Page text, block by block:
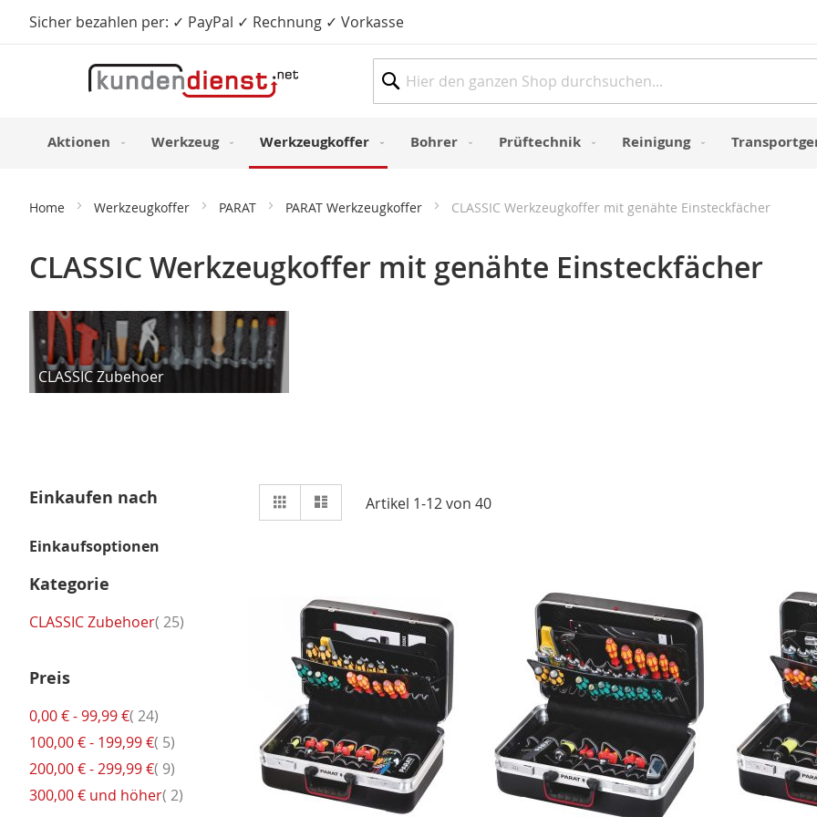
Sicher bezahlen per: ✓ PayPal ✓ Rechnung ✓ VorkasseDirekt
Aktionen Werkzeug Werkzeugkoffer Bohrer Prüftechnik Reinigung
Home Werkzeugkoffer PARAT PARAT Werkzeugkoffer CLASSIC Werkzeugkoffer mit genähte Einsteckfächer
CLASSIC Werkzeugkoffer mit genähte Einsteckfächer
CLASSIC Zubehoer
Ansicht
als
Raster Artikel 1-12von 40
Einkaufen nach
Einkaufsoptionen
Kategorie
CLASSIC Zubehoer 25Artikel
Preis
0,00 €-99,99 € 24Artikel
100,00 €- 199,99 € 5Artikel
200,00 €-299,99 € 9Artikel
300,00 € und höher 2Artikel